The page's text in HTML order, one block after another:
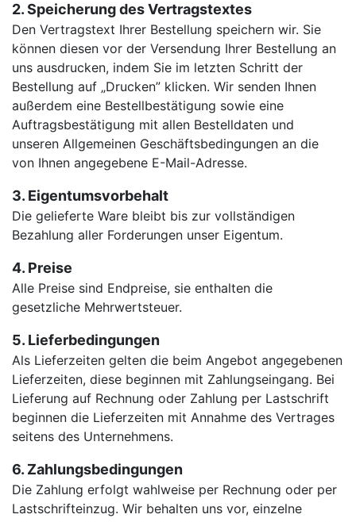
2. Speicherung des Vertragstextes
Den Vertragstext Ihrer Bestellung speichern wir. Sie
können diesen vor der Versendung Ihrer Bestellung an
uns ausdrucken, indem Sie im letzten Schritt der
Bestellung auf „Drucken” klicken. Wir senden Ihnen
außerdem eine Bestellbestätigung sowie eine
Auftragsbestätigung mit allen Bestelldaten und
unseren Allgemeinen Geschäftsbedingungen an die
von Ihnen angegebene E-Mail-Adresse.
3. Eigentumsvorbehalt
Die gelieferte Ware bleibt bis zur vollständigen
Bezahlung aller Forderungen unser Eigentum.
4. Preise
Alle Preise sind Endpreise, sie enthalten die
gesetzliche Mehrwertsteuer.
5. Lieferbedingungen
Als Lieferzeiten gelten die beim Angebot angegebenen
Lieferzeiten, diese beginnen mit Zahlungseingang. Bei
Lieferung auf Rechnung oder Zahlung per Lastschrift
beginnen die Lieferzeiten mit Annahme des Vertrages
seitens des Unternehmens.
6. Zahlungsbedingungen
Die Zahlung erfolgt wahlweise per Rechnung oder per
Lastschrifteinzug. Wir behalten uns vor, einzelne